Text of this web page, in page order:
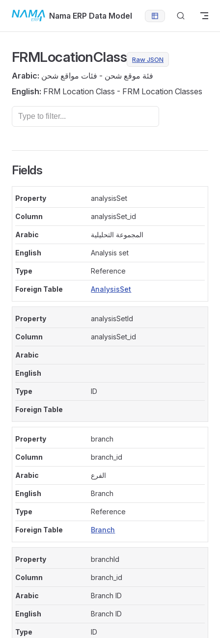
Skip to contentNama ERP Data Model
FRMLocationClass Raw JSON
Arabic: فئة موقع شحن - فئات مواقع شحن
English: FRM Location Class - FRM Location Classes
Fields
analysisSet
analysisSet_id
المجموعة التحليلية
Analysis set
Reference
AnalysisSet
analysisSetId
analysisSet_id
ID
branch
branch_id
الفرع
Branch
Reference
Branch
branchId
branch_id
Branch ID
Branch ID
ID